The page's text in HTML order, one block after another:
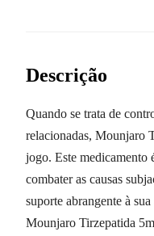
Descrição
Quando se trata de
relacionadas, Mounjaro
jogo. Este medicamento
combater as causas
suporte abrangente à
Mounjaro Tirzepatida